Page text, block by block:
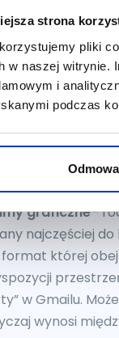
strona
pliki
w naszej witrynie.
i
podczas
Odmowa
jest to,
reklamy w
wyszukiwania–
w sieci
produktu
można
graficzne–
najczęściej
format której
w Gmailu.
wynosi